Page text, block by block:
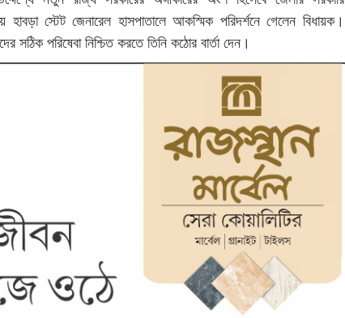
হাবড়া স্টেট জেনারেল হাসপাতালে আকস্মিক পরিদর্শনে গেলেন বিধায়ক।
সঠিক পরিষেবা নিশ্চিত করতে তিনি কঠোর বার্তা দেন।